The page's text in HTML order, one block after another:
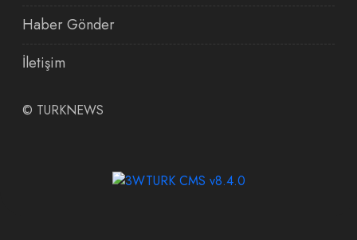
Haber Gönder
İletişim
© TURKNEWS